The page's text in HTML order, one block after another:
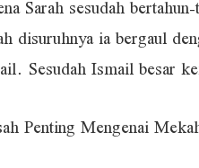
Sarah sesudah
disuruhnya ia bergaul
Sesudah Ismail besar
Penting Mengenai